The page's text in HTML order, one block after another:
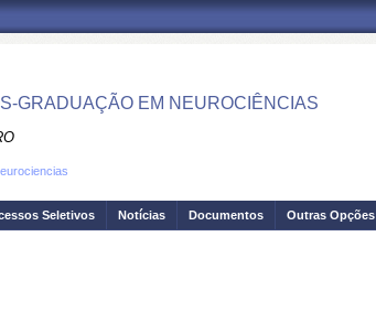
GRADUAÇÃO EM NEUROCIÊNCIAS
Seletivos Notícias Documentos Outras Opções